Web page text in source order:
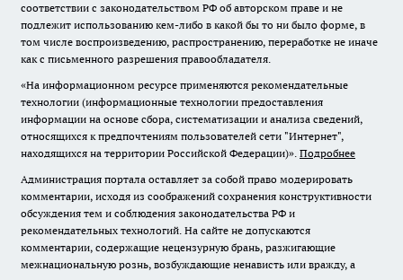
соответствии с законодательством РФ об авторском праве и не
подлежит использованию кем-либо в какой бы то ни было форме, в
том числе воспроизведению, распространению, переработке не иначе
как с письменного разрешения правообладателя.
«На информационном ресурсе применяются рекомендательные
технологии (информационные технологии предоставления
информации на основе сбора, систематизации и анализа сведений,
относящихся к предпочтениям пользователей сети "Интернет",
находящихся на территории Российской Федерации)». Подробнее
Администрация портала оставляет за собой право модерировать
комментарии, исходя из соображений сохранения конструктивности
обсуждения тем и соблюдения законодательства РФ и
рекомендательных технологий. На сайте не допускаются
комментарии, содержащие нецензурную брань, разжигающие
межнациональную рознь, возбуждающие ненависть или вражду, а